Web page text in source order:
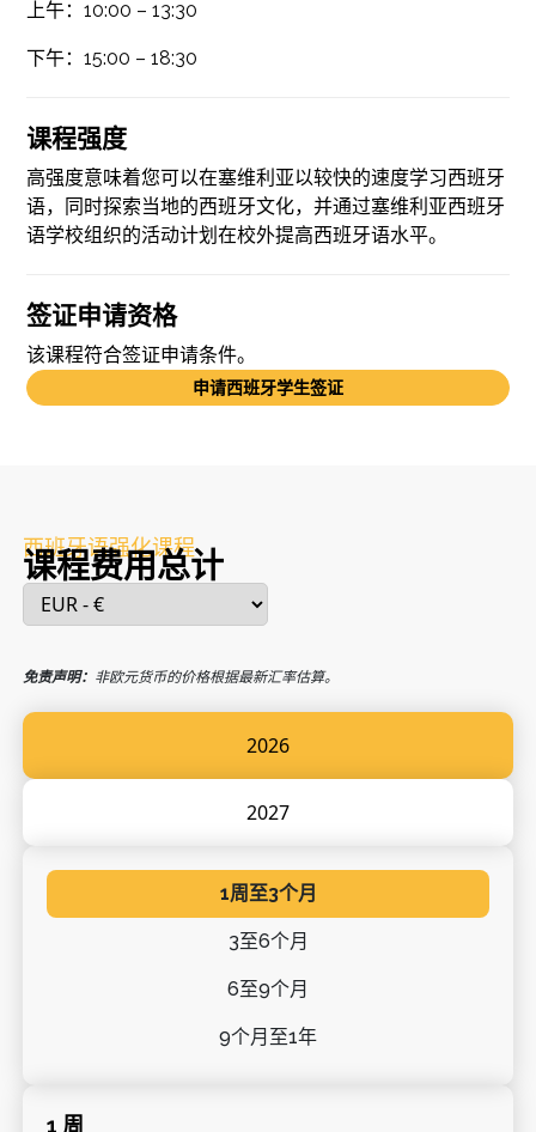
上午：10:00 – 13:30
下午：15:00 – 18:30
课程强度
高强度意味着您可以在塞维利亚以较快的速度学习西班牙
语，同时探索当地的西班牙文化，并通过塞维利亚西班牙
语学校组织的活动计划在校外提高西班牙语水平。
签证申请资格
该课程符合签证申请条件。
申请西班牙学生签证
2026
2027
1周至3个月
3至6个月
6至9个月
9个月至1年
1 周
西班牙语强化课程
课程费用总计
免责声明： 非欧元货币的价格根据最新汇率估算。